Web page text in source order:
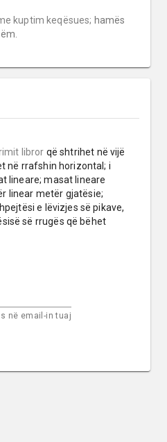
kuptim keqësues; hamës
libror që shtrihet në vijë
në rrafshin horizontal; i
lineare; masat lineare
linear metër gjatësie;
e lëvizjes së pikave,
së rrugës që bëhet
në email-in tuaj